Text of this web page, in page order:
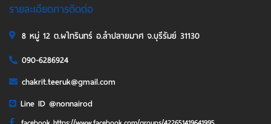
รายละเอียดการติดต่อ
8 หมู่ 12 ต.ผไทรินทร์ อ.ลำปลายมาศ จ.บุรีรัมย์ 31130
090-6286924
chakrit.teeruk@gmail.com
Line ID @nonnairod